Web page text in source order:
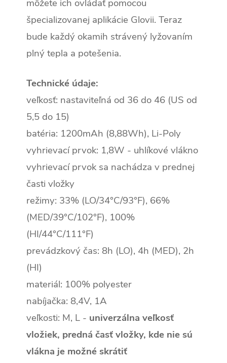
môžete ich ovládať pomocou
špecializovanej aplikácie Glovii. Teraz
bude každý okamih strávený lyžovaním
plný tepla a potešenia.
Technické údaje:
veľkosť: nastaviteľná od 36 do 46 (US od
5,5 do 15)
batéria: 1200mAh (8,88Wh), Li-Poly
vyhrievací prvok: 1,8W - uhlíkové vlákno
vyhrievací prvok sa nachádza v prednej
časti vložky
režimy: 33% (LO/34°C/93°F), 66%
(MED/39°C/102°F), 100%
(HI/44°C/111°F)
prevádzkový čas: 8h (LO), 4h (MED), 2h
(HI)
materiál: 100% polyester
nabíjačka: 8,4V, 1A
veľkosti: M, L - univerzálna veľkosť
vložiek, predná časť vložky, kde nie sú
vlákna je možné skrátiť